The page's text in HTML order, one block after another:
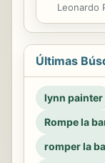
Leonardo
Últimas
lynn painter
Rompe la
romper la